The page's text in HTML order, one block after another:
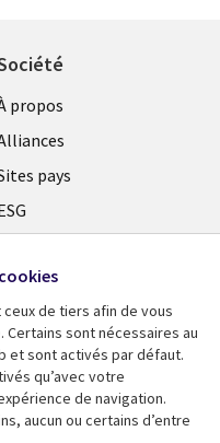
propos
pays
Fusions
de presse
de tiers afin de vous
sont nécessaires au
et sont activés par défaut.
qu’avec votre
de navigation.
aucun ou certains d’entre